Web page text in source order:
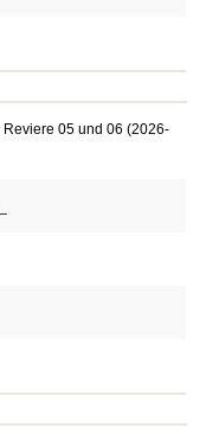
05 und 06 (2026-